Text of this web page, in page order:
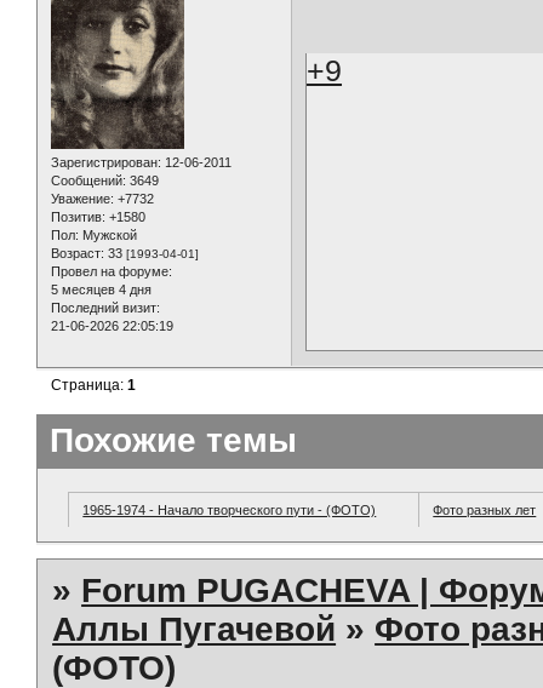
Зарегистрирован: 12-06-2011
Сообщений: 3649
Уважение: +7732
Позитив: +1580
Пол: Мужской
Возраст: 33 [1993-04-01]
Провел на форуме:
5 месяцев 4 дня
Последний визит:
21-06-2026 22:05:19
+9
Страница:1
Похожие темы
1965-1974 - Начало творческого пути - (ФОТО) Фото разных лет
» Forum PUGACHEVA |
Аллы Пугачевой » Фото
(ФОТО)